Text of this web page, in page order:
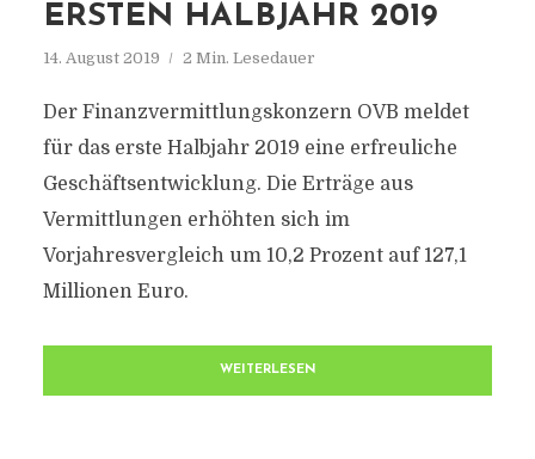
ERSTEN HALBJAHR 2019
14. August 2019 2 Min. Lesedauer
Der Finanzvermittlungskonzern OVB meldet
für das erste Halbjahr 2019 eine erfreuliche
Geschäftsentwicklung. Die Erträge aus
Vermittlungen erhöhten sich im
Vorjahresvergleich um 10,2 Prozent auf 127,1
Millionen Euro.
WEITERLESEN